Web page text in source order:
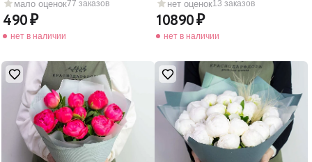
мало оценок77 заказов
490
нет в наличии
нет оценок13 заказов
10890
нет в наличии